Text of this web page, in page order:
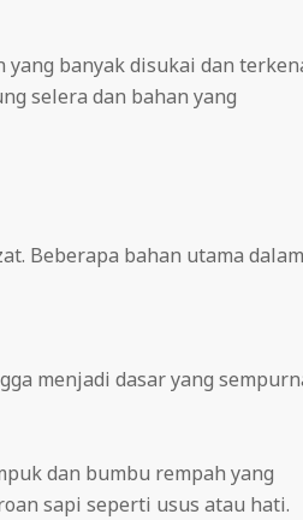
banyak disukai dan
selera dan bahan yang
Beberapa bahan utama dalam
menjadi dasar yang
dan bumbu rempah yang
sapi seperti usus atau hati.